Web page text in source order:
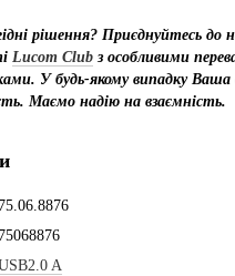
рішення? Приєднуйтесь до
Lucom Club з особливими
У будь-якому випадку Ваша
Маємо надію на взаємність.
75.06.8876
75068876
A